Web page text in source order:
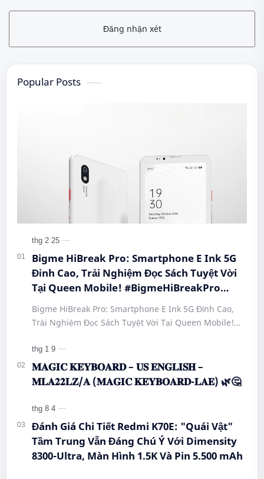
Đăng nhận xét
Popular Posts
Bigme HiBreak Pro: Smartphone E Ink 5G
Đỉnh Cao, Trải Nghiệm Đọc Sách Tuyệt Vời
Tại Queen Mobile! #BigmeHiBreakPro
#SmartphoneEInk #QueenMobile
#HiBreakPro5G #DienThoaiDocSach
#CongNgheMoi #MuaSamThongMinh
#EInkPhone #5GSmartphone
Bigme HiBreak Pro: Smartphone E Ink 5G Đỉnh Cao,
Trải Nghiệm Đọc Sách Tuyệt Vời Tại Queen Mobile!
#Hi…
𝐌𝐀𝐆𝐈𝐂 𝐊𝐄𝐘𝐁𝐎𝐀𝐑𝐃 – 𝐔𝐒 𝐄𝐍𝐆𝐋𝐈𝐒𝐇 –
𝐌𝐋𝐀𝟐𝟐𝐋𝐙/𝐀 (𝐌𝐀𝐆𝐈𝐂 𝐊𝐄𝐘𝐁𝐎𝐀𝐑𝐃-𝐋𝐀𝐄) 🌿🤔
Đánh Giá Chi Tiết Redmi K70E: "Quái Vật"
Tầm Trung Vẫn Đáng Chú Ý Với Dimensity
8300-Ultra, Màn Hình 1.5K Và Pin 5.500 mAh